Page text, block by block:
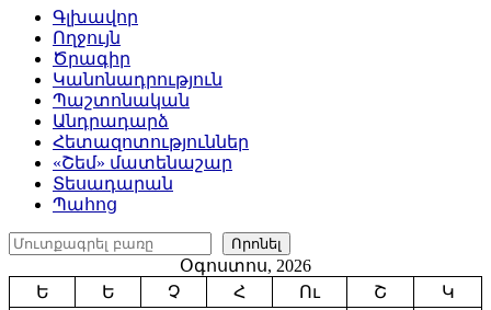
Գլխավոր
Ողջույն
Ծրագիր
Կանոնադրություն
Պաշտոնական
Անդրադարձ
Հետազոտություններ
«Շեմ» մատենաշար
Տեսադարան
Պահոց
Որոնել
Որոնել
Օգոստոս, 2026
Ե
Ե Չ Հ Ու Շ
Կ